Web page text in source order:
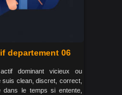
departement 06
dominant vicieux ou
clean, discret, correct,
dans le temps si entente,